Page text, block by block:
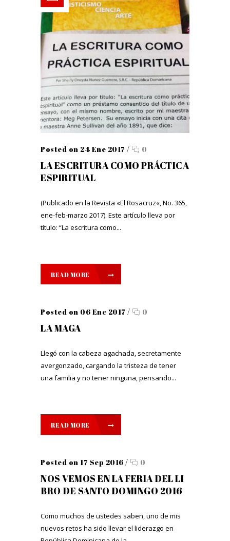
Posted on 24 Ene 2017 / 0
LA ESCRITURA COMO PRÁCTICA
ESPIRITUAL
(Publicado en la Revista «El Rosacruz«, No. 365,
ene-feb-marzo 2017). Este artículo lleva por
título: “La escritura como...
READ MORE
Posted on 06 Ene 2017 / 0
LA MAGA
Llegó con la cabeza agachada, secretamente
avergonzado, cargando la tristeza de tener
una familia y no tener ninguna, pensando...
READ MORE
Posted on 17 Sep 2016 / 0
NOS VEMOS EN LA FERIA DEL LI
BRO DE SANTO DOMINGO 2016
Como muchos de ustedes saben, uno de mis
nuevos retos ha sido llevar el liderazgo en